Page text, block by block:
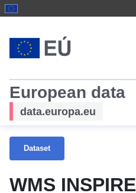
European data
data.europa.eu
Dataset
WMS